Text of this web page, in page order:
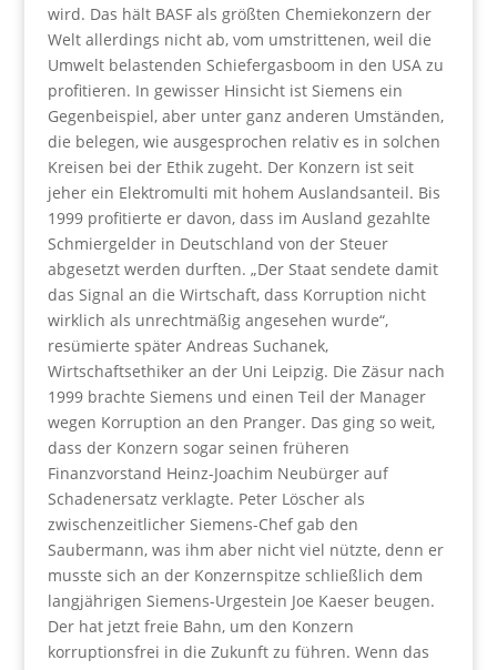
wird. Das hält BASF als größten Chemiekonzern der
Welt allerdings nicht ab, vom umstrittenen, weil die
Umwelt belastenden Schiefergasboom in den USA zu
profitieren. In gewisser Hinsicht ist Siemens ein
Gegenbeispiel, aber unter ganz anderen Umständen,
die belegen, wie ausgesprochen relativ es in solchen
Kreisen bei der Ethik zugeht. Der Konzern ist seit
jeher ein Elektromulti mit hohem Auslandsanteil. Bis
1999 profitierte er davon, dass im Ausland gezahlte
Schmiergelder in Deutschland von der Steuer
abgesetzt werden durften. „Der Staat sendete damit
das Signal an die Wirtschaft, dass Korruption nicht
wirklich als unrechtmäßig angesehen wurde“,
resümierte später Andreas Suchanek,
Wirtschaftsethiker an der Uni Leipzig. Die Zäsur nach
1999 brachte Siemens und einen Teil der Manager
wegen Korruption an den Pranger. Das ging so weit,
dass der Konzern sogar seinen früheren
Finanzvorstand Heinz-Joachim Neubürger auf
Schadenersatz verklagte. Peter Löscher als
zwischenzeitlicher Siemens-Chef gab den
Saubermann, was ihm aber nicht viel nützte, denn er
musste sich an der Konzernspitze schließlich dem
langjährigen Siemens-Urgestein Joe Kaeser beugen.
Der hat jetzt freie Bahn, um den Konzern
korruptionsfrei in die Zukunft zu führen. Wenn das